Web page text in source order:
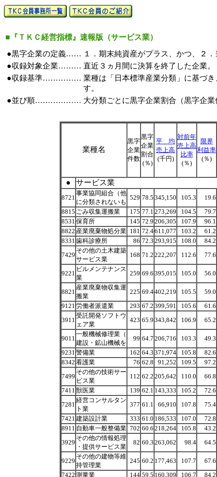
■『ＴＫＣ経営指標』速報版（サービス業）
●黒字企業の定義…… １．期末純資産がプラス、かつ、２
●収録対象企業……… 直近３ヵ月間に決算を終了した企業。
●収録基準…………… 業種は「日本標準産業分類」に基づ
す。
●並び順……………… 大分類ごとに黒字企業割合（黒字企
業種名
黒字
企業
件数
黒字
企業
割合
(％)
平 均
売上高
(千円)
対前年
売上高
比率
(％)
限界
利益率
(％)
● サービス業
8721
事業協同組合（他
に分類されないも
529 78.5 345,150 105.3
19.6
8815 ごみ収集運搬業 175 77.1 273,269 104.5
79.7
8531 保育所 145 72.9 206,305 107.9
96.1
8822 産業廃棄物処分業 181 72.4611,077 103.2
61.2
8331 歯科診療所 86 72.3 293,915 108.0
84.2
7429
その他の土木建築
サービス業
168 71.2 222,207 112.6 77.6
9221
ビルメンテナンス
業
259 69.6 395,015 105.0 56.0
8821
産業廃棄物収集運
搬業
225 69.4402,219 105.5
59.0
9121 労働者派遣業 293 67.2 399,591 105.6
61.6
3911
受託開発ソフトウ
ェア業
423 65.9 343,842 106.9 65.2
9011
一般機械修理業（
建設・鉱山機械を
99 64.7 206,716 103.3
49.3
9231 警備業 162 64.3 371,974 105.8
82.6
8342 看護業 76 62.8 91,252 109.5
97.2
7499
その他の技術サー
ビス業
112 62.2 205,642 110.0
66.8
7411 獣医業 139 62.1 143,333 105.2
72.6
7281
経営コンサルタン
ト業
377 61.1 66,910 107.8
75.4
7421 建築設計業 333 61.0 186,533 107.0
72.8
8911 自動車一般整備業 702 60.6 218,264 105.8
43.2
3929
その他の情報処理
・提供サービス業
82 60.3 263,062 98.4 64.5
9229
その他の建物等維
持管理業
245 60.2 177,463 107.7
67.6
7422 測量業 144 59.5 160,309 106.7
84.2